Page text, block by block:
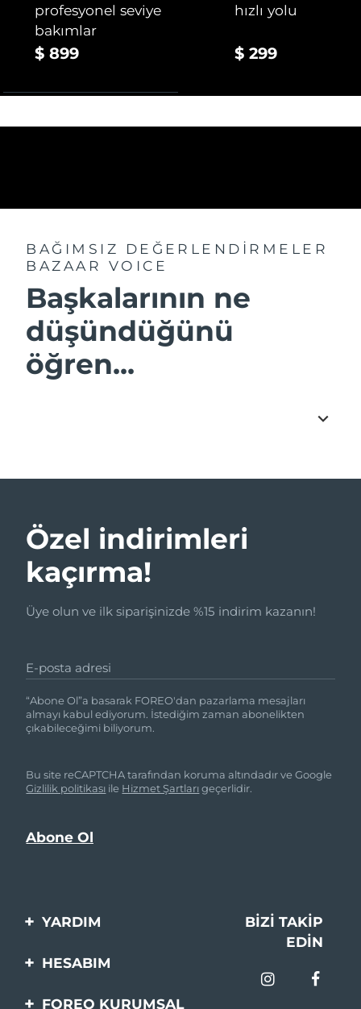
profesyonel seviye
bakımlar
$ 899
hızlı yolu
$ 299
BAĞIMSIZ DEĞERLENDİRMELER
BAZAAR VOICE
Başkalarının ne
düşündüğünü
öğren...
Özel indirimleri
kaçırma!
Üye olun ve ilk siparişinizde %15 indirim kazanın!
E-posta adresi
“Abone Ol”a basarak FOREO'dan pazarlama mesajları
almayı kabul ediyorum. İstediğim zaman abonelikten
çıkabileceğimi biliyorum.
Bu site reCAPTCHA tarafından koruma altındadır ve Google
Gizlilik politikası ile Hizmet Şartlarıgeçerlidir.
YARDIM
Bi̇zi̇mle İleti̇şi̇me Geçi̇n
BIZI TAKIP
EDIN
HESABIM
Ürün Kaydı
FOREO KURUMSAL